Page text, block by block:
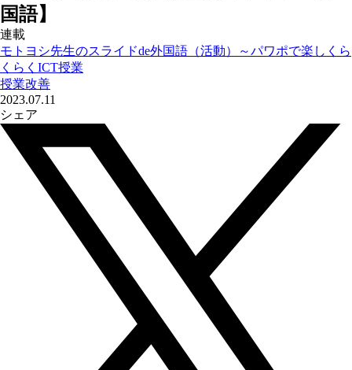
国語】
連載
モトヨシ先生のスライドde外国語（活動）～パワポで楽しくら
くらくICT授業
授業改善
2023.07.11
シェア